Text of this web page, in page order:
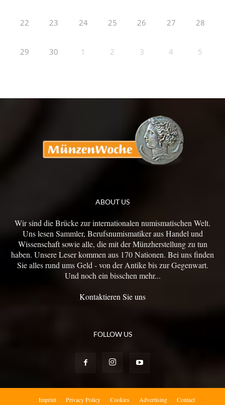
22 23 24 25 26 27 28
29 30 1 2 3 4 5
ABOUT US
Wir sind die Brücke zur internationalen numismatischen Welt.
Uns lesen Sammler, Berufsnumismatiker aus Handel und
Wissenschaft sowie alle, die mit der Münzherstellung zu tun
haben. Unsere Leser kommen aus 170 Nationen. Bei uns finden
Sie alles rund ums Geld - von der Antike bis zur Gegenwart.
Und noch ein bisschen mehr...
Kontaktieren Sie uns
FOLLOW US
Imprint Privacy Policy Cookies Advertising Contact